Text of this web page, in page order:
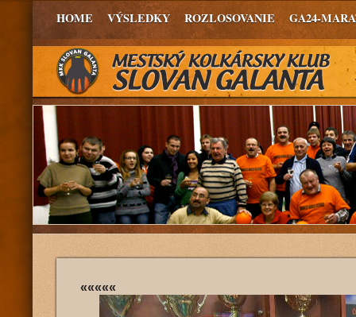
HOME VÝSLEDKY ROZLOSOVANIE GA24-
«««««